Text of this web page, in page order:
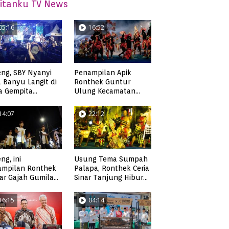
TV News
SBY Nyanyi
Banyu Langit di
Gempita
16:52
Penampilan Apik
Ronthek Guntur
Ulung Kecamatan
ini
Ronthek
Gajah Gumilap
22:12
Usung Tema Sumpah
Palapa, Ronthek Ceria
Sinar Tanjung Hibur
FRP 2023
04:14